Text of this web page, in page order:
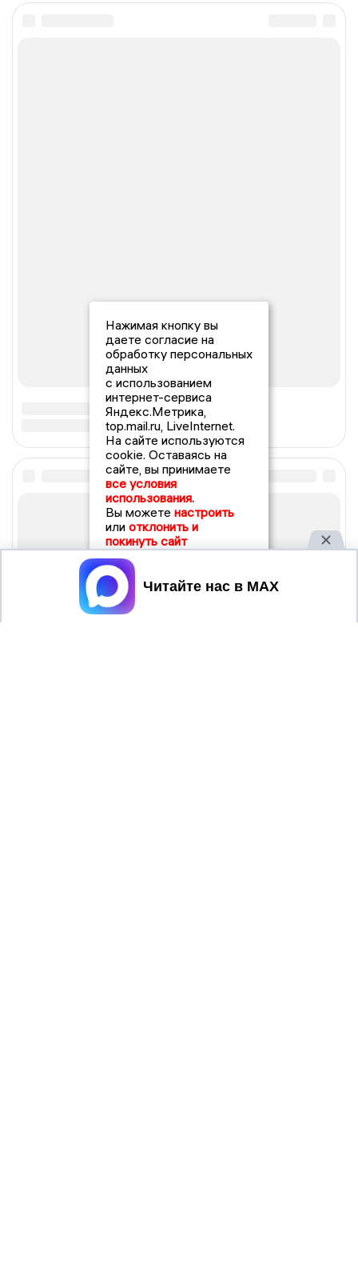
Нажимая кнопку вы
даете согласие на
обработку персональных
данных
с использованием
интернет-сервиса
Яндекс.Метрика,
top.mail.ru, LiveInternet.
На сайте используются
cookie. Оставаясь на
сайте, вы принимаете
все условия
использования.
Вы можете настроить
или отклонить и
покинуть сайт
Принять